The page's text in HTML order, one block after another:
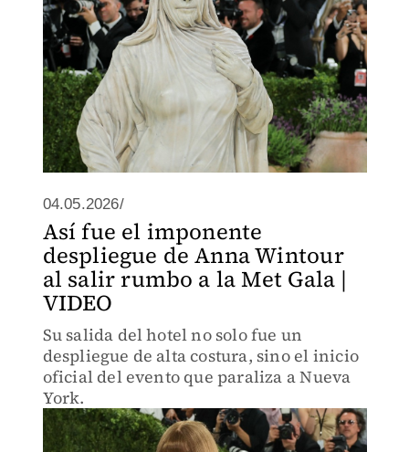
04.05.2026/
Así fue el imponente
despliegue de Anna Wintour
al salir rumbo a la Met Gala |
VIDEO
Su salida del hotel no solo fue un
despliegue de alta costura, sino el inicio
oficial del evento que paraliza a Nueva
York.